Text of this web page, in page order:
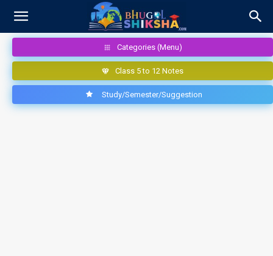
Categories (Menu)
Class 5 to 12 Notes
Study/Semester/Suggestion